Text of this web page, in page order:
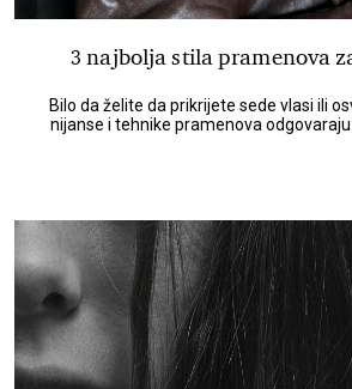
3 najbolja stila pramenova
Bilo da želite da prikrijete sede vlasi ili
nijanse i tehnike pramenova